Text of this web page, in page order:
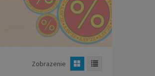
Zobrazenie